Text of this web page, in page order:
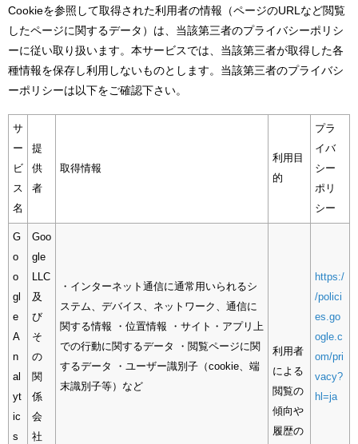
Cookieを参照して取得された利用者の情報（ページのURLなど閲覧
したページに関するデータ）は、当該第三者のプライバシーポリシ
ーに従い取り扱います。本サービスでは、当該第三者が取得した各
種情報を保存し利用しないものとします。当該第三者のプライバシ
ーポリシーは以下をご確認下さい。
サ
ー
ビ
ス
名
提
供
者
取得情報
利用目
的
プラ
イバ
シー
ポリ
シー
G
o
o
gl
e
A
n
al
yt
ic
s
Goo
gle
LLC
及
び
そ
の
関
係
会
社
・インターネット通信に通常用いられるシ
ステム、デバイス、ネットワーク、通信に
関する情報 ・位置情報 ・サイト・アプリ上
での行動に関するデータ ・閲覧ページに関
するデータ ・ユーザー識別子（cookie、端
末識別子等）など
利用者
による
閲覧の
傾向や
履歴の
https:/
/polici
es.go
ogle.c
om/pri
vacy?
hl=ja